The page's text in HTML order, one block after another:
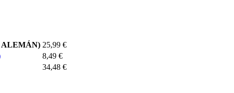
ALEMÁN) 25,99 €
8,49 €
34,48 €